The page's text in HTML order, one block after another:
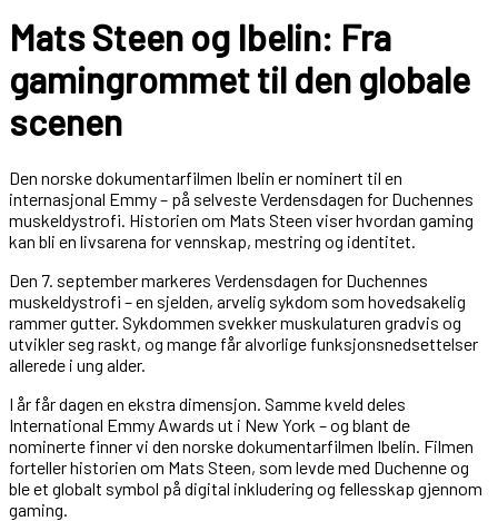
Mats Steen og Ibelin: Fra
gamingrommet til den globale
scenen
Den norske dokumentarfilmen Ibelin er nominert til en
internasjonal Emmy – på selveste Verdensdagen for Duchennes
muskeldystrofi. Historien om Mats Steen viser hvordan gaming
kan bli en livsarena for vennskap, mestring og identitet.
Den 7. september markeres Verdensdagen for Duchennes
muskeldystrofi – en sjelden, arvelig sykdom som hovedsakelig
rammer gutter. Sykdommen svekker muskulaturen gradvis og
utvikler seg raskt, og mange får alvorlige funksjonsnedsettelser
allerede i ung alder.
I år får dagen en ekstra dimensjon. Samme kveld deles
International Emmy Awards ut i New York – og blant de
nominerte finner vi den norske dokumentarfilmen Ibelin. Filmen
forteller historien om Mats Steen, som levde med Duchenne og
ble et globalt symbol på digital inkludering og fellesskap gjennom
gaming.